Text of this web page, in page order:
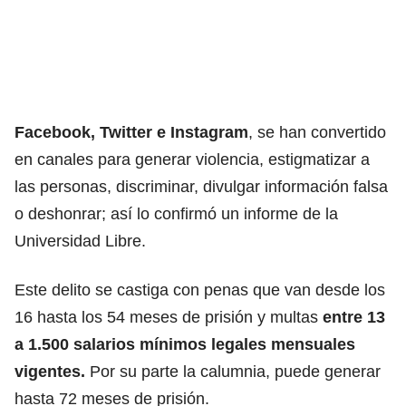
Facebook, Twitter e Instagram, se han convertido
en canales para generar violencia, estigmatizar a
las personas, discriminar, divulgar información falsa
o deshonrar; así lo confirmó un informe de la
Universidad Libre.
Este delito se castiga con penas que van desde los
16 hasta los 54 meses de prisión y multas entre 13
a 1.500 salarios mínimos legales mensuales
vigentes. Por su parte la calumnia, puede generar
hasta 72 meses de prisión.